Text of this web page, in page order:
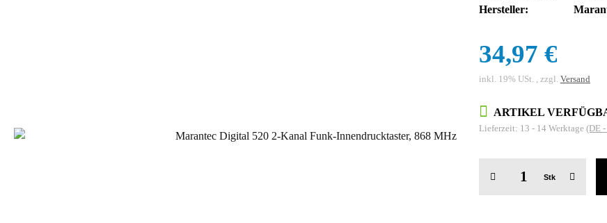
Hersteller:
34,97 €
inkl. 19% USt. , zzgl. Versand
ARTIKEL
Lieferzeit: 13 - 14 Werktage (DE
Stk